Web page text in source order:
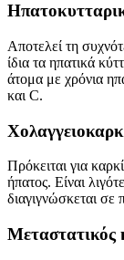
Αποτελεί τη
ίδια τα ηπατικά
άτομα με χρόνια
και C.
Πρόκειται για
ήπατος. Είναι
διαγιγνώσκεται
Μεταστατικός